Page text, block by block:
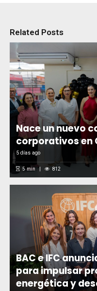
Related Posts
Nace un nuevo
corporativos en
5 días ago
5min 812
BAC e IFC
para impulsar
energética y